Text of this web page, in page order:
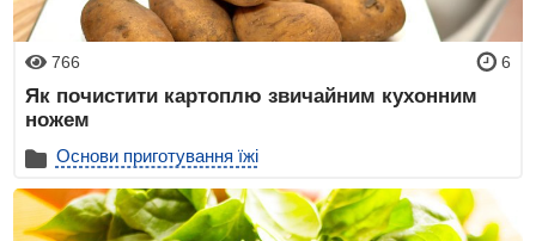
766 6
Як почистити картоплю звичайним кухонним
ножем
Основи приготування їжі